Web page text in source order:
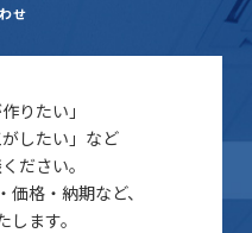
せ
りたい」
がしたい」など
ださい。
格・納期など、
ます。